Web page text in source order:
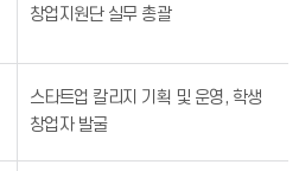
창업지원단 실무 총괄
스타트업 칼리지 기획 및 운영, 학생
창업자 발굴